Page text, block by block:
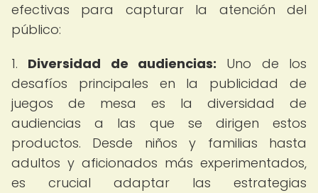
efectivas para capturar la atención del
público:
1. Diversidad de audiencias: Uno de los
desafíos principales en la publicidad de
juegos de mesa es la diversidad de
audiencias a las que se dirigen estos
productos. Desde niños y familias hasta
adultos y aficionados más experimentados,
es crucial adaptar las estrategias